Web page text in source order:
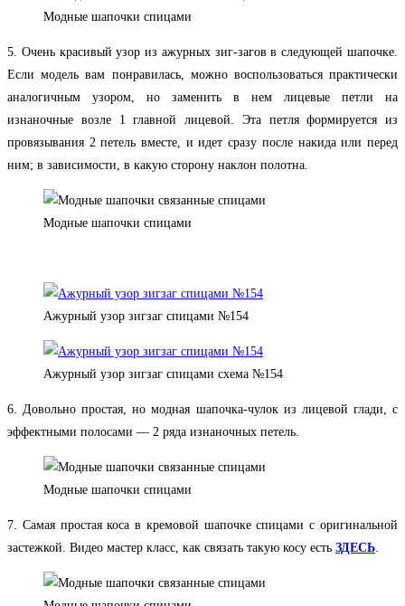
Модные шапочки спицами
5. Очень красивый узор из ажурных зиг-загов в следующей шапочке.
Если модель вам понравилась, можно воспользоваться практически
аналогичным узором, но заменить в нем лицевые петли на
изнаночные возле 1 главной лицевой. Эта петля формируется из
провязывания 2 петель вместе, и идет сразу после накида или перед
ним; в зависимости, в какую сторону наклон полотна.
Модные шапочки спицами
Ажурный узор зигзаг спицами №154
Ажурный узор зигзаг спицами схема №154
6. Довольно простая, но модная шапочка-чулок из лицевой глади, с
эффектными полосами — 2 ряда изнаночных петель.
Модные шапочки спицами
7. Самая простая коса в кремовой шапочке спицами с оригинальной
застежкой. Видео мастер класс, как связать такую косу есть ЗДЕСЬ.